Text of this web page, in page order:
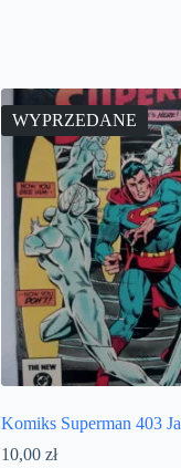
WYPRZEDANE
Komiks Superman 403
10,00 zł